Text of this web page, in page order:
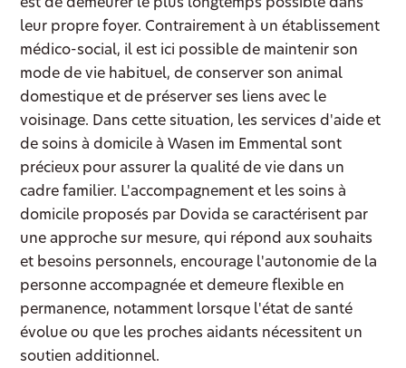
est de demeurer le plus longtemps possible dans
leur propre foyer. Contrairement à un établissement
médico-social, il est ici possible de maintenir son
mode de vie habituel, de conserver son animal
domestique et de préserver ses liens avec le
voisinage. Dans cette situation, les services d'aide et
de soins à domicile à Wasen im Emmental sont
précieux pour assurer la qualité de vie dans un
cadre familier. L'accompagnement et les soins à
domicile proposés par Dovida se caractérisent par
une approche sur mesure, qui répond aux souhaits
et besoins personnels, encourage l'autonomie de la
personne accompagnée et demeure flexible en
permanence, notamment lorsque l'état de santé
évolue ou que les proches aidants nécessitent un
soutien additionnel.